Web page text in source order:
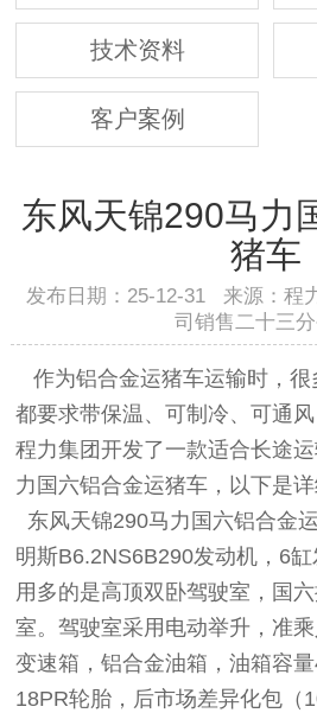
技术资料
客户案例
东风天锦290马力
猪车
发布日期：25-12-31 来源：程
司销售二十三分
作为铝合金运猪车运输时，
都要求带保温、可制冷、可通
程力集团开发了一款适合长途
力国六铝合金运猪车，以下是详
东风天锦290马力国六铝合金
明斯B6.2NS6B290发动机，6
用多的是高顶双卧驾驶室，国
室。驾驶室采用电动举升，准
变速箱，铝合金油箱，油箱容
18PR轮胎，后市场差异化包（